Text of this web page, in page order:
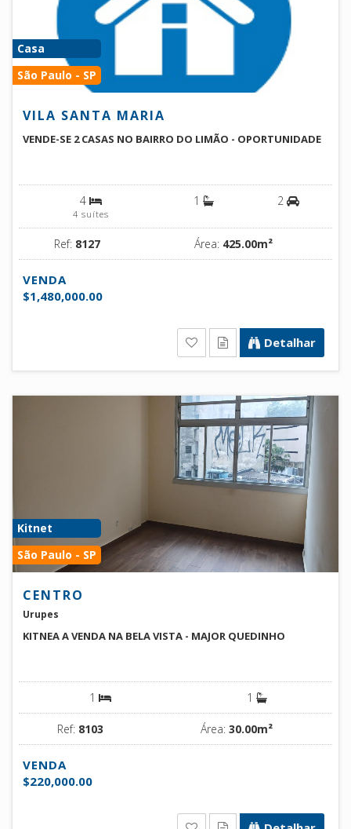
Casa
São Paulo - SP
VILA SANTA MARIA
VENDE-SE 2 CASAS NO BAIRRO DO LIMÃO - OPORTUNIDADE
4
4 suítes
1 2
Ref: 8127 Área: 425.00m²
VENDA
$1,480,000.00
Detalhar
Kitnet
São Paulo - SP
CENTRO
Urupes
KITNEA A VENDA NA BELA VISTA - MAJOR QUEDINHO
1 1
Ref: 8103 Área: 30.00m²
VENDA
$220,000.00